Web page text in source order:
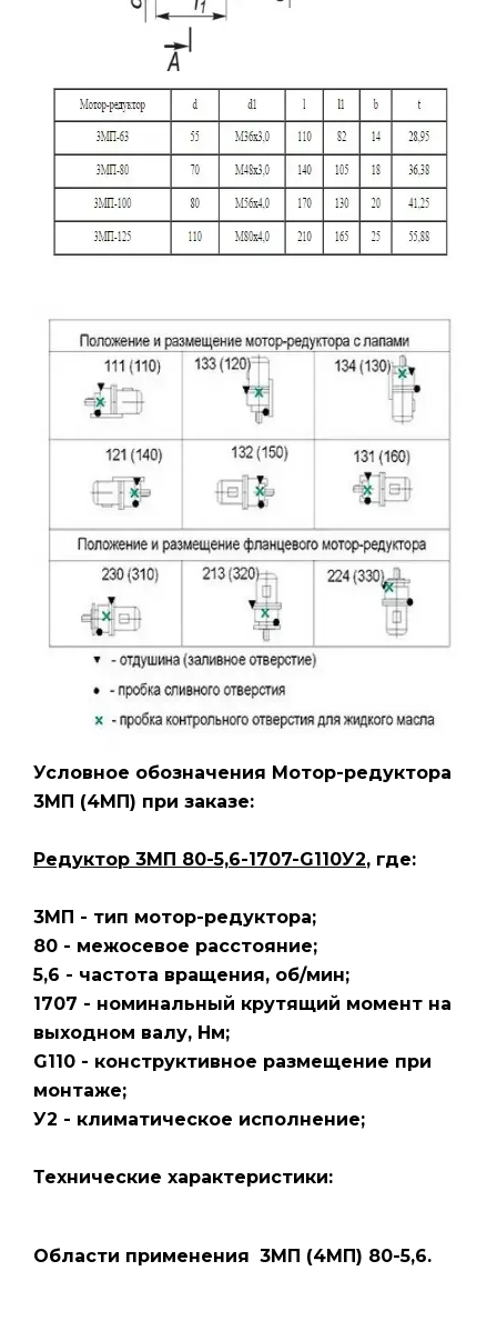
Условное обозначения Мотор-редуктора
3МП (4МП) при заказе:
Редуктор 3МП 80-5,6-1707-G110У2, где:
3МП - тип мотор-редуктора;
80 - межосевое расстояние;
5,6 - частота вращения, об/мин;
1707 - номинальный крутящий момент на
выходном валу, Нм;
G110 - конструктивное размещение при
монтаже;
У2 - климатическое исполнение;
Технические характеристики:
Области применения 3МП (4МП) 80-5,6.